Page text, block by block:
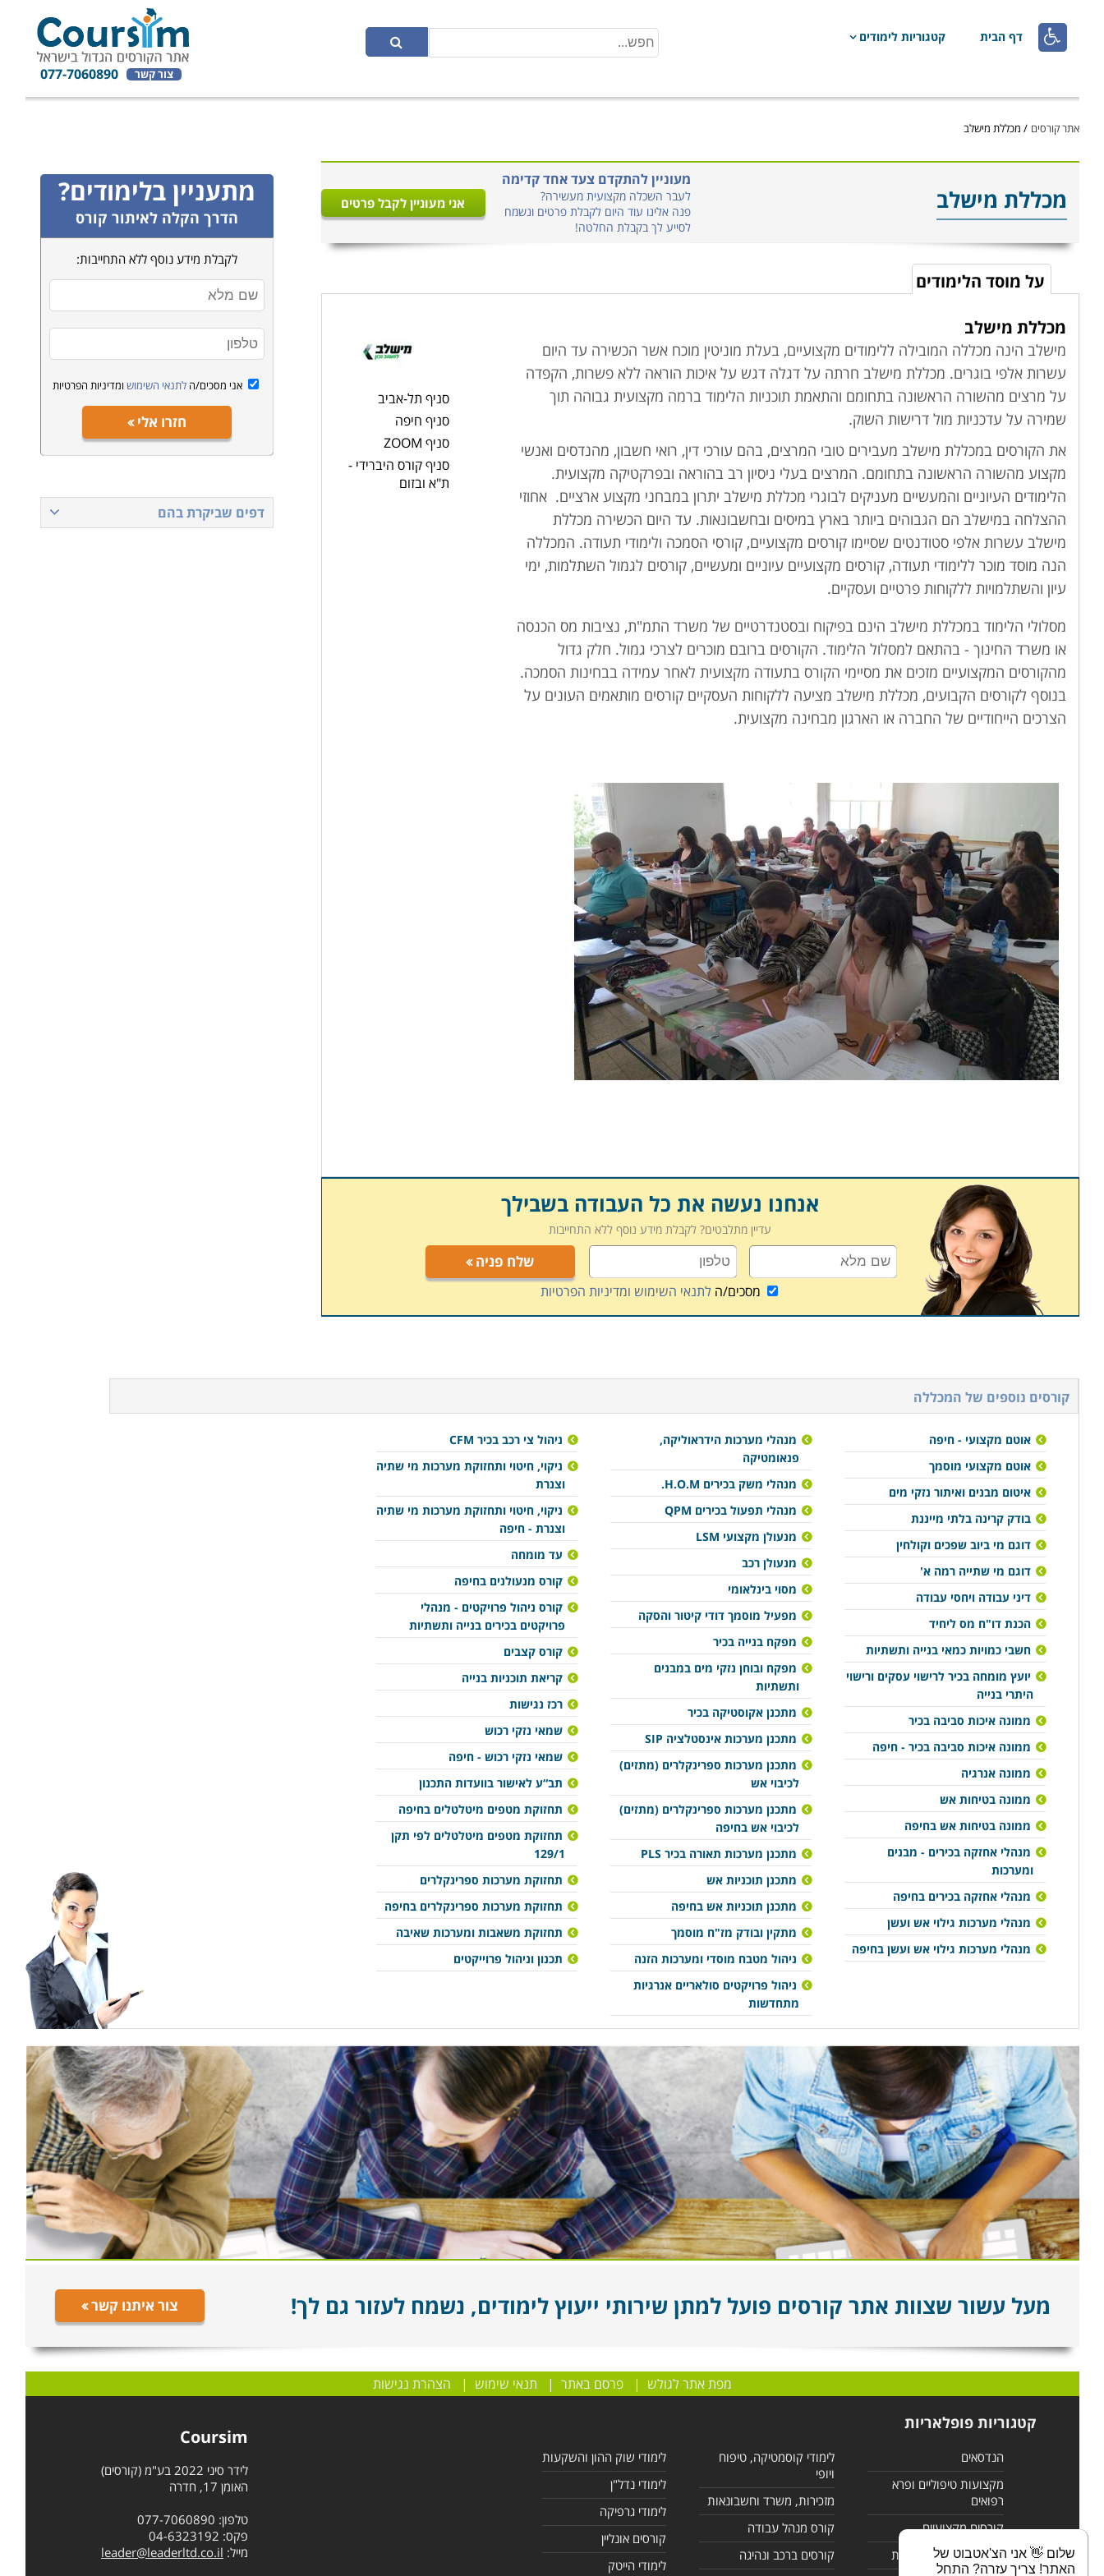
 דף הבית קטגוריות לימודים
צור קשר 077-7060890
אתר קורסים / מכללת מישלב
מכללת מישלב
מעוניין להתקדם צעד אחד קדימה
לעבר השכלה מקצועית מעשירה?
פנה אלינו עוד היום לקבלת פרטים ונשמח
לסייע לך בקבלת החלטה!
אני מעוניין לקבל פרטים
על מוסד הלימודים
מכללת מישלב
מישלב הינה מכללה המובילה ללימודים מקצועיים, בעלת מוניטין מוכח אשר הכשירה עד היום
עשרות אלפי בוגרים. מכללת מישלב חרתה על דגלה דגש על איכות הוראה ללא פשרות, הקפדה
על מרצים מהשורה הראשונה בתחומם והתאמת תוכניות הלימוד ברמה מקצועית גבוהה תוך
שמירה על עדכניות מול דרישות השוק.
את הקורסים במכללת מישלב מעבירים טובי המרצים, בהם עורכי דין, רואי חשבון, מהנדסים ואנשי
מקצוע מהשורה הראשונה בתחומם. המרצים בעלי ניסיון רב בהוראה ובפרקטיקה מקצועית.
הלימודים העיוניים והמעשיים מעניקים לבוגרי מכללת מישלב יתרון במבחני מקצוע ארציים. אחוזי
ההצלחה במישלב הם הגבוהים ביותר בארץ במיסים ובחשבונאות. עד היום הכשירה מכללת
מישלב עשרות אלפי סטודנטים שסיימו קורסים מקצועיים, קורסי הסמכה ולימודי תעודה. המכללה
הנה מוסד מוכר ללימודי תעודה, קורסים מקצועיים עיוניים ומעשיים, קורסים לגמול השתלמות, ימי
עיון והשתלמויות ללקוחות פרטיים ועסקיים.
מסלולי הלימוד במכללת מישלב הינם בפיקוח ובסטנדרטיים של משרד התמ"ת, נציבות מס הכנסה
או משרד החינוך - בהתאם למסלול הלימוד. הקורסים ברובם מוכרים לצרכי גמול. חלק גדול
מהקורסים המקצועיים מזכים את מסיימי הקורס בתעודה מקצועית לאחר עמידה בבחינות הסמכה.
בנוסף לקורסים הקבועים, מכללת מישלב מציעה ללקוחות העסקיים קורסים מותאמים העונים על
הצרכים הייחודיים של החברה או הארגון מבחינה מקצועית.
סניף תל-אביב
סניף חיפה
סניף ZOOM
סניף קורס היברידי -
ת"א ובזום
אנחנו נעשה את כל העבודה בשבילך
עדיין מתלבטים? לקבלת מידע נוסף ללא התחייבות
שלח פניה
מסכים/הלתנאי השימוש ומדיניות הפרטיות
מתעניין בלימודים?
הדרך הקלה לאיתור קורס
לקבלת מידע נוסף ללא התחייבות:
אני מסכים/הלתנאי השימוש ומדיניות הפרטיות
חזרו אלי
דפים שביקרת בהם
קורסים נוספים של המכללה
אוטם מקצועי - חיפה
אוטם מקצועי מוסמך
איטום מבנים ואיתור נזקי מים
בודק קרינה בלתי מייננת
דוגם מי ביוב שפכים וקולחין
דוגם מי שתייה רמה א'
דיני עבודה ויחסי עבודה
הכנת דו"ח מס ליחיד
חשבי כמויות כמאי בנייה ותשתיות
יועץ מומחה בכיר לרישוי עסקים ורישוי
היתרי בנייה
ממונה איכות סביבה בכיר
ממונה איכות סביבה בכיר - חיפה
ממונה אנרגיה
ממונה בטיחות אש
ממונה בטיחות אש בחיפה
מנהלי אחזקה בכירים - מבנים
ומערכות
מנהלי אחזקה בכירים בחיפה
מנהלי מערכות גילוי אש ועשן
מנהלי מערכות גילוי אש ועשן בחיפה
מנהלי מערכות הידראוליקה,
פנאומטיקה
מנהלי משק בכירים H.O.M.
מנהלי תפעול בכירים QPM
מנעולן מקצועי LSM
מנעולן רכב
מסוי בינלאומי
מפעיל מוסמך דודי קיטור והסקה
מפקח בנייה בכיר
מפקח ובוחן נזקי מים במבנים
ותשתיות
מתכנן אקוסטיקה בכיר
מתכנן מערכות אינסטלציה SIP
מתכנן מערכות ספרינקלרים (מתזים)
לכיבוי אש
מתכנן מערכות ספרינקלרים (מתזים)
לכיבוי אש בחיפה
מתכנן מערכות תאורה בכיר PLS
מתכנן תוכניות אש
מתכנן תוכניות אש בחיפה
מתקין ובודק מז"ח מוסמך
ניהול מטבח מוסדי ומערכות הזנה
ניהול פרויקטים סולאריים אנרגיות
מתחדשות
ניהול צי רכב בכיר CFM
ניקוי, חיטוי ותחזוקת מערכות מי שתיה
וצנרת
ניקוי, חיטוי ותחזוקת מערכות מי שתיה
וצנרת - חיפה
עד מומחה
קורס מנעולנים בחיפה
קורס ניהול פרויקטים - מנהלי
פרויקטים בכירים בנייה ותשתיות
קורס קצבים
קריאת תוכניות בנייה
רכז נגישות
שמאי נזקי רכוש
שמאי נזקי רכוש - חיפה
תב“ע לאישור בוועדות התכנון
תחזוקת מטפים מיטלטלים בחיפה
תחזוקת מטפים מיטלטלים לפי תקן
129/1
תחזוקת מערכות ספרינקלרים
תחזוקת מערכות ספרינקלרים בחיפה
תחזוקת משאבות ומערכות שאיבה
תכנון וניהול פרוייקטים
מעל עשור שצוות אתר קורסים פועל למתן שירותי ייעוץ לימודים, נשמח לעזור גם לך! צור איתנו קשר
מפת אתר לגולש |פרסם באתר | תנאי שימוש | הצהרת נגישות
קטגוריות פופלאריות
הנדסאים
מקצועות טיפוליים ופרא
רפואים
קורסים מקצועיים
לימודי מחשבים ורשתות
לימודי קוסמטיקה, טיפוח
ויופי
מזכירות, משרד וחשבונאות
קורס מנהל עבודה
קורסים ברכב ונהיגה
לימודי שוק ההון והשקעות
לימודי נדל"ן
לימודי גרפיקה
קורסים אונליין
לימודי הייטק
Coursim
לידר סיני 2022 בע"מ (קורסים)
האומן 17, חדרה
טלפון: 077-7060890
פקס: 04-6323192
מייל: leader@leaderltd.co.il
שלום 👋 אני הצ'אטבוט של
האתר! צריך עזרה? התחל